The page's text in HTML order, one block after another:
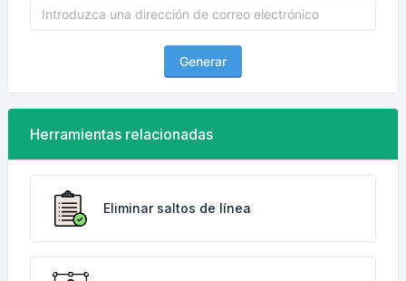
Generar
Herramientas relacionadas
Eliminar saltos de línea